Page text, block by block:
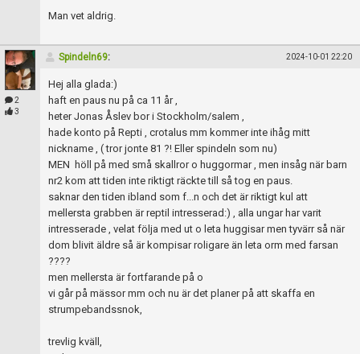
Man vet aldrig.
2
3
Spindeln69: 2024-10-01 22:20
Hej alla glada:)
haft en paus nu på ca 11 år ,
heter Jonas Åslev bor i Stockholm/salem ,
hade konto på Repti , crotalus mm kommer inte ihåg mitt
nickname , ( tror jonte 81 ?! Eller spindeln som nu)
MEN höll på med små skallror o huggormar , men insåg när barn
nr2 kom att tiden inte riktigt räckte till så tog en paus.
saknar den tiden ibland som f...n och det är riktigt kul att
mellersta grabben är reptil intresserad:) , alla ungar har varit
intresserade , velat följa med ut o leta huggisar men tyvärr så när
dom blivit äldre så är kompisar roligare än leta orm med farsan
????
men mellersta är fortfarande på o
vi går på mässor mm och nu är det planer på att skaffa en
strumpebandssnok,
trevlig kväll,